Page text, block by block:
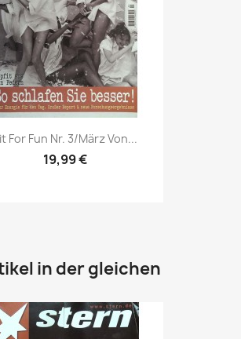
Vorschau
For Fun Nr. 3/März Von...
19,99 €
in der gleichen